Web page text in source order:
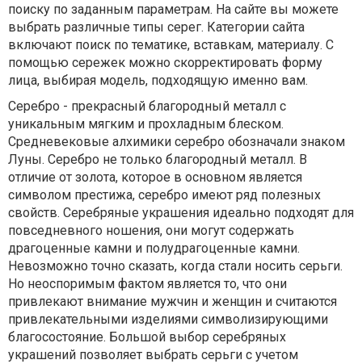
поиску по заданным параметрам. На сайте вы можете
выбрать различные типы серег. Категории сайта
включают поиск по тематике, вставкам, материалу. С
помощью сережек можно скорректировать форму
лица, выбирая модель, подходящую именно вам.
Серебро - прекрасный благородный металл с
уникальным мягким и прохладным блеском.
Средневековые алхимики серебро обозначали знаком
Луны. Серебро не только благородный металл. В
отличие от золота, которое в основном является
символом престижа, серебро имеют ряд полезных
свойств. Серебряные украшения идеально подходят для
повседневного ношения, они могут содержать
драгоценные камни и полудрагоценные камни.
Невозможно точно сказать, когда стали носить серьги.
Но неоспоримым фактом является то, что они
привлекают внимание мужчин и женщин и считаются
привлекательными изделиями символизирующими
благосостояние. Большой выбор серебряных
украшений позволяет выбрать серьги с учетом